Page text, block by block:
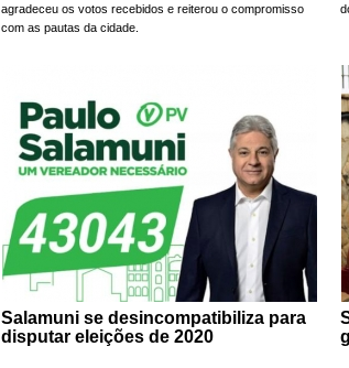
agradeceu os votos recebidos e reiterou o compromisso
com as pautas da cidade.
Salamuni se desincompatibiliza para
disputar eleições de 2020